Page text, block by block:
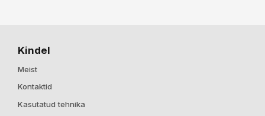
Kindel
Meist
Kontaktid
Kasutatud tehnika